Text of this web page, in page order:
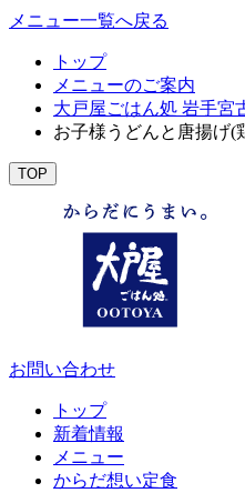
メニュー一覧へ戻る
トップ
メニューのご案内
大戸屋ごはん処 岩手宮
お子様うどんと唐揚げ(
TOP
お問い合わせ
トップ
新着情報
メニュー
からだ想い定食